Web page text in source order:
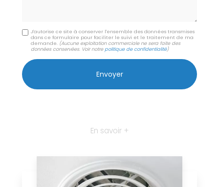
J'autorise ce site à conserver l'ensemble des données transmises
dans ce formulaire pour faciliter le suivi et le traitement de ma
demande. (Aucune exploitation commerciale ne sera faite des
données conservées. Voir notrepolitique de confidentialité)
En savoir +